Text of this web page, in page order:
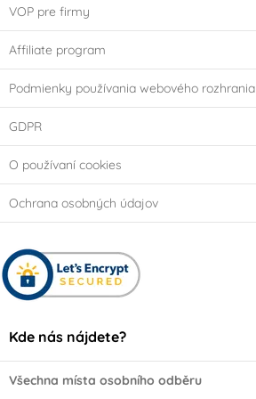
VOP pre firmy
Affiliate program
Podmienky používania webového rozhrania
GDPR
O používaní cookies
Ochrana osobných údajov
Kde nás nájdete?
Všechna místa osobního odběru